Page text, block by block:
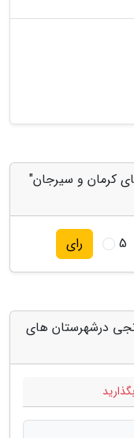
کرمان و سیرجان"
5 رای
درشهرستان های